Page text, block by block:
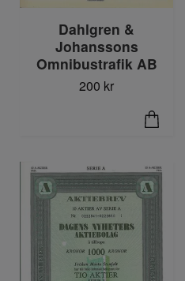
Dahlgren &
Johanssons
Omnibustrafik AB
200 kr